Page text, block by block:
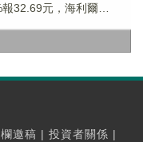
32.69元，海利爾
邀稿 | 投資者關係 |